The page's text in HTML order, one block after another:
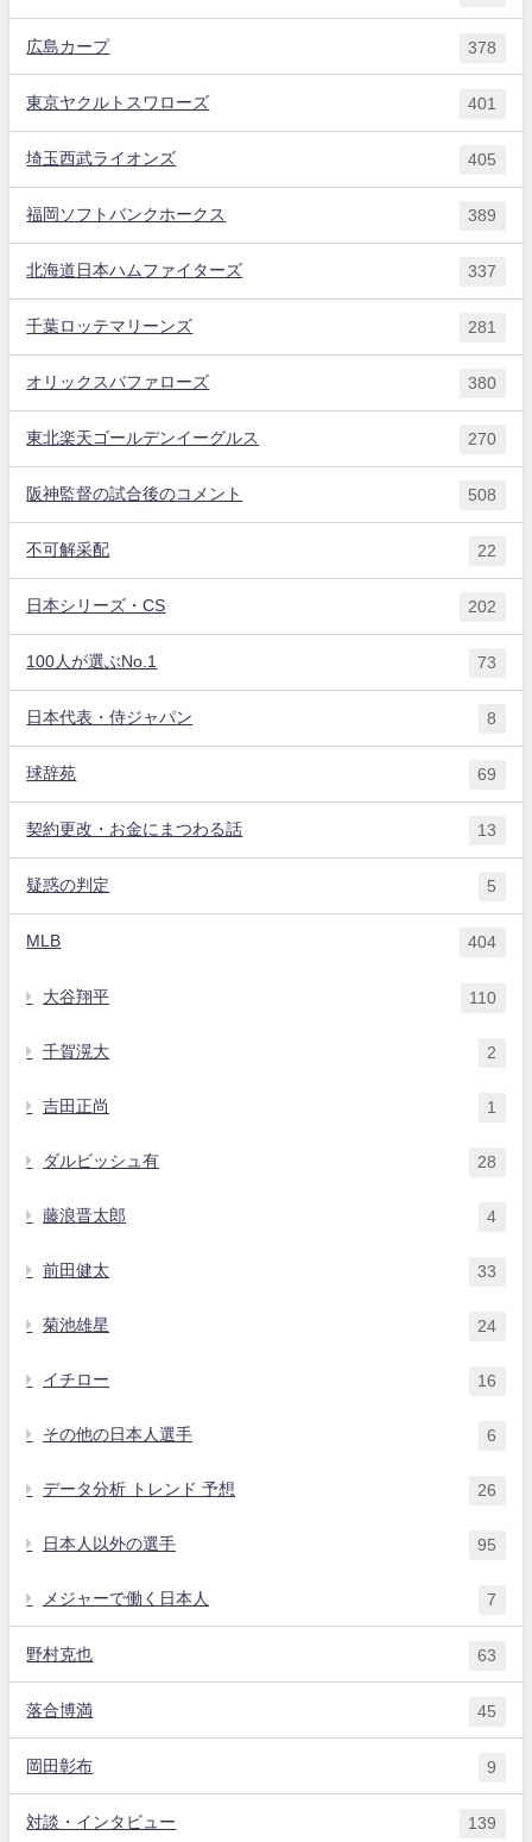
広島カープ 378
東京ヤクルトスワローズ 401
埼玉西武ライオンズ 405
福岡ソフトバンクホークス 389
北海道日本ハムファイターズ 337
千葉ロッテマリーンズ 281
オリックスバファローズ 380
東北楽天ゴールデンイーグルス 270
阪神監督の試合後のコメント 508
不可解采配 22
日本シリーズ・CS 202
100人が選ぶNo.1 73
日本代表・侍ジャパン 8
球辞苑 69
契約更改・お金にまつわる話 13
疑惑の判定 5
MLB 404
大谷翔平 110
千賀滉大 2
吉田正尚 1
ダルビッシュ有 28
藤浪晋太郎 4
前田健太 33
菊池雄星 24
イチロー 16
その他の日本人選手 6
データ分析 トレンド 予想 26
日本人以外の選手 95
メジャーで働く日本人 7
野村克也 63
落合博満 45
岡田彰布 9
対談・インタビュー 139